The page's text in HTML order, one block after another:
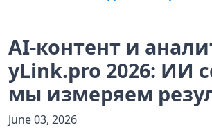
AI-контент и
yLink.pro 2026: ИИ
мы измеряем
June 03, 2026